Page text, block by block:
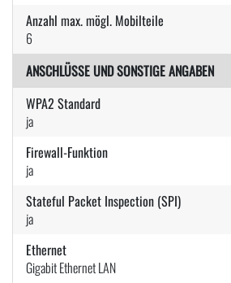
Anzahl max. mögl. Mobilteile
6
ANSCHLÜSSE UND SONSTIGE ANGABEN
WPA2 Standard
ja
Firewall-Funktion
ja
Stateful Packet Inspection (SPI)
ja
Ethernet
Gigabit Ethernet LAN